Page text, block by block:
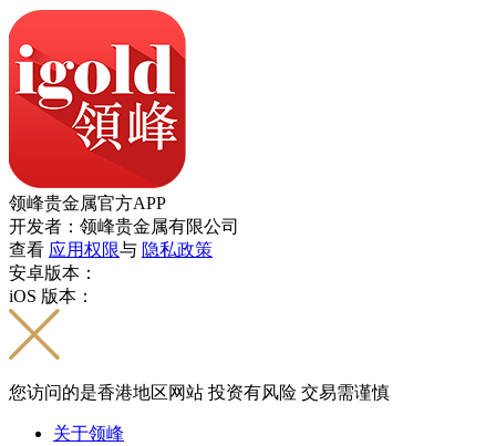
领峰贵金属官方APP
开发者：领峰贵金属有限公司
查看 应用权限与 隐私政策
安卓版本：
iOS 版本：
您访问的是香港地区网站 投资有风险 交易需谨慎
关于领峰